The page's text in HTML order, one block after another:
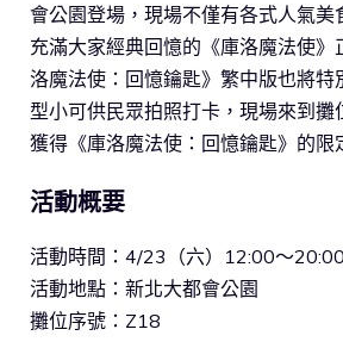
會公園登場，現場不僅有各式人氣美
充滿大家經典回憶的《庫洛魔法使》
洛魔法使：回憶鑰匙》繁中版也將特
型小可供民眾拍照打卡，現場來到攤
獲得《庫洛魔法使：回憶鑰匙》的限
活動概要
活動時間：4/23（六）12:00～20:00
活動地點：新北大都會公園
攤位序號：Z18